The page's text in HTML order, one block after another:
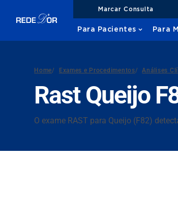
Marcar Consulta
Para Pacientes Para
Home/ Exames e Procedimentos/ Análises
Rast Queijo
O exame RAST para Queijo (F82)